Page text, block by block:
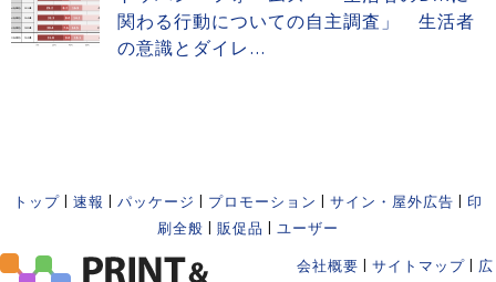
関わる行動についての自主調査」 生活者
の意識とダイレ...
トップ 速報 パッケージ プロモーション サイン・屋外広告
印
刷全般
販促品 ユーザー
会社概要 サイトマップ
広